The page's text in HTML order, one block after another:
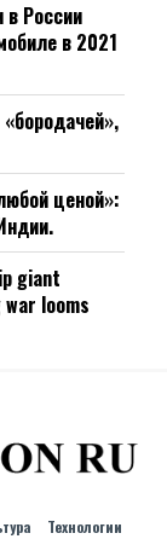
в России
в 2021
ценой»:
giant
looms
Технологии